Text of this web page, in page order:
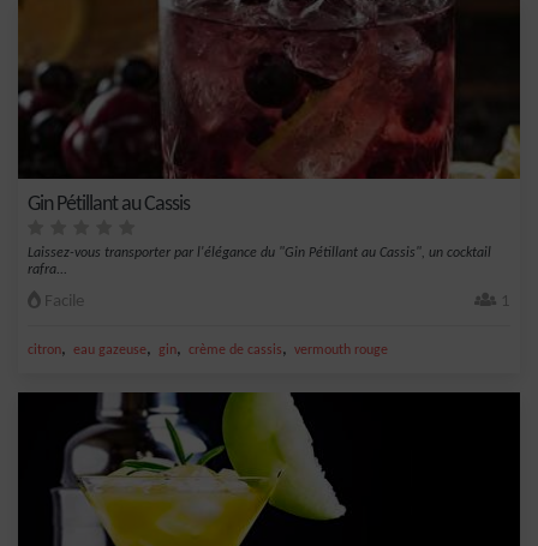
Gin Pétillant au Cassis
Laissez-vous transporter par l'élégance du "Gin Pétillant au Cassis", un cocktail
rafra...
Facile 1
citron, eau gazeuse, gin, crème de cassis, vermouth rouge